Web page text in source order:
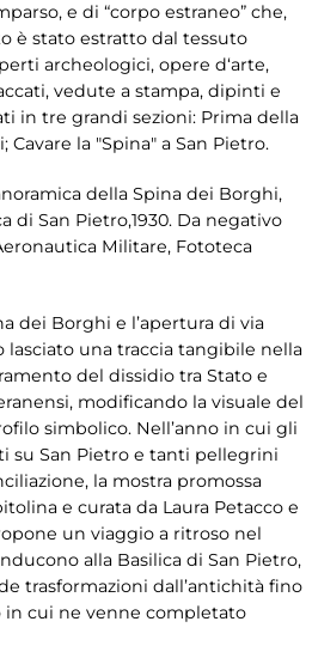
e di “corpo estraneo” che,
è stato estratto dal tessuto
archeologici, opere d‘arte,
vedute a stampa, dipinti e
in tre grandi sezioni: Prima della
la "Spina" a San Pietro.
della Spina dei Borghi,
di San Pietro,1930. Da negativo
Militare, Fototeca
dei Borghi e l’apertura di via
lasciato una traccia tangibile nella
del dissidio tra Stato e
modificando la visuale del
simbolico. Nell’anno in cui gli
su San Pietro e tanti pellegrini
la mostra promossa
e curata da Laura Petacco e
un viaggio a ritroso nel
alla Basilica di San Pietro,
trasformazioni dall’antichità fino
in cui ne venne completato